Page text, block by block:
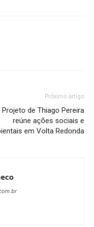
Próximo artigo
Projeto de Thiago Pereira
reúne ações sociais e
em Volta Redonda